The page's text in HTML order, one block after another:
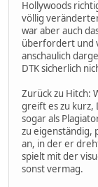
Hollywoods
völlig
war aber auch
überfordert und
anschaulich
DTK sicherlich
Zurück zu Hitch:
greift es zu kurz,
sogar als
zu eigenständig,
an, in der er
spielt mit der
sonst vermag.